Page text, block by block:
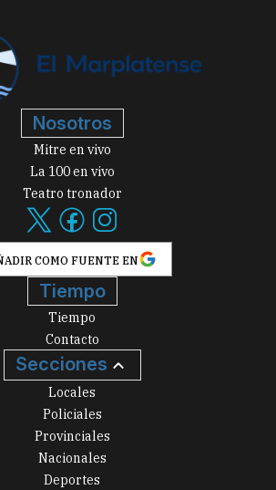
Nosotros
Mitre en vivo
La 100 en vivo
Teatro tronador
COMO FUENTE EN
Tiempo
Tiempo
Contacto
Secciones
Locales
Policiales
Provinciales
Nacionales
Deportes